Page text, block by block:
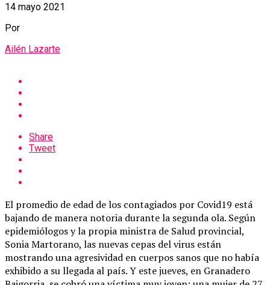
14 mayo 2021
Por
Ailén Lazarte
Share
Tweet
El promedio de edad de los contagiados por Covid19 está
bajando de manera notoria durante la segunda ola. Según
epidemiólogos y la propia ministra de Salud provincial,
Sonia Martorano, las nuevas cepas del virus están
mostrando una agresividad en cuerpos sanos que no había
exhibido a su llegada al país. Y este jueves, en Granadero